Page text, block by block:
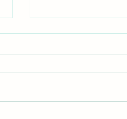
暑くても汗をかけない